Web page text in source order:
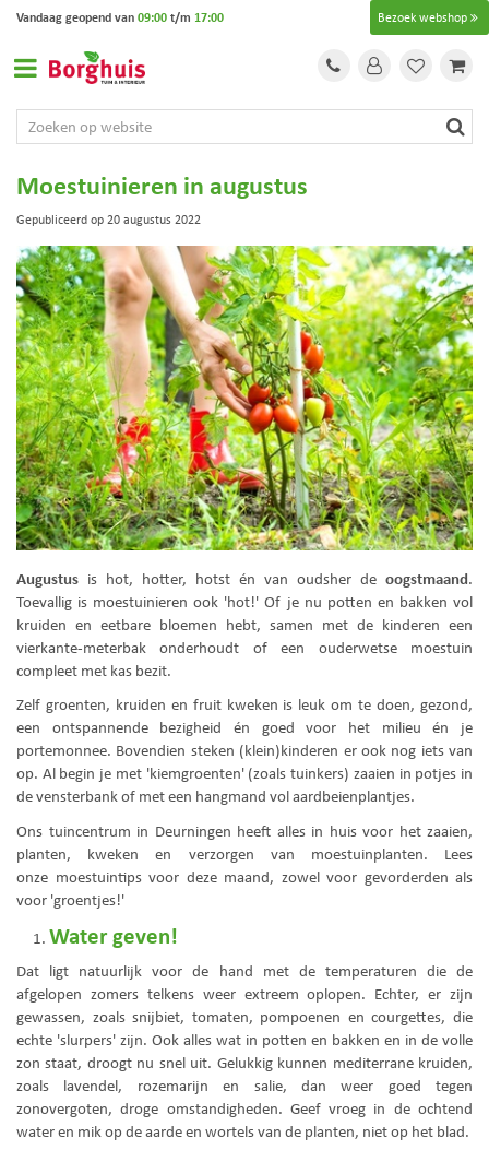
Bezoek webshop
Vandaag geopend van09:00t/m 17:00
Moestuinieren in augustus
Gepubliceerd op20 augustus 2022
Augustus is hot, hotter, hotst én van oudsher de oogstmaand.
Toevallig is moestuinieren ook 'hot!' Of je nu potten en bakken vol
kruiden en eetbare bloemen hebt, samen met de kinderen een
vierkante-meterbak onderhoudt of een ouderwetse moestuin
compleet met kas bezit.
Zelf groenten, kruiden en fruit kweken is leuk om te doen, gezond,
een ontspannende bezigheid én goed voor het milieu én je
portemonnee. Bovendien steken (klein)kinderen er ook nog iets van
op. Al begin je met 'kiemgroenten' (zoals tuinkers) zaaien in potjes in
de vensterbank of met een hangmand vol aardbeienplantjes.
Ons tuincentrum in Deurningen heeft alles in huis voor het zaaien,
planten, kweken en verzorgen van moestuinplanten. Lees
onze moestuintips voor deze maand, zowel voor gevorderden als
voor 'groentjes!'
Water geven!
Dat ligt natuurlijk voor de hand met de temperaturen die de
afgelopen zomers telkens weer extreem oplopen. Echter, er zijn
gewassen, zoals snijbiet, tomaten, pompoenen en courgettes, die
echte 'slurpers' zijn. Ook alles wat in potten en bakken en in de volle
zon staat, droogt nu snel uit. Gelukkig kunnen mediterrane kruiden,
zoals lavendel, rozemarijn en salie, dan weer goed tegen
zonovergoten, droge omstandigheden. Geef vroeg in de ochtend
water en mik op de aarde en wortels van de planten, niet op het blad.